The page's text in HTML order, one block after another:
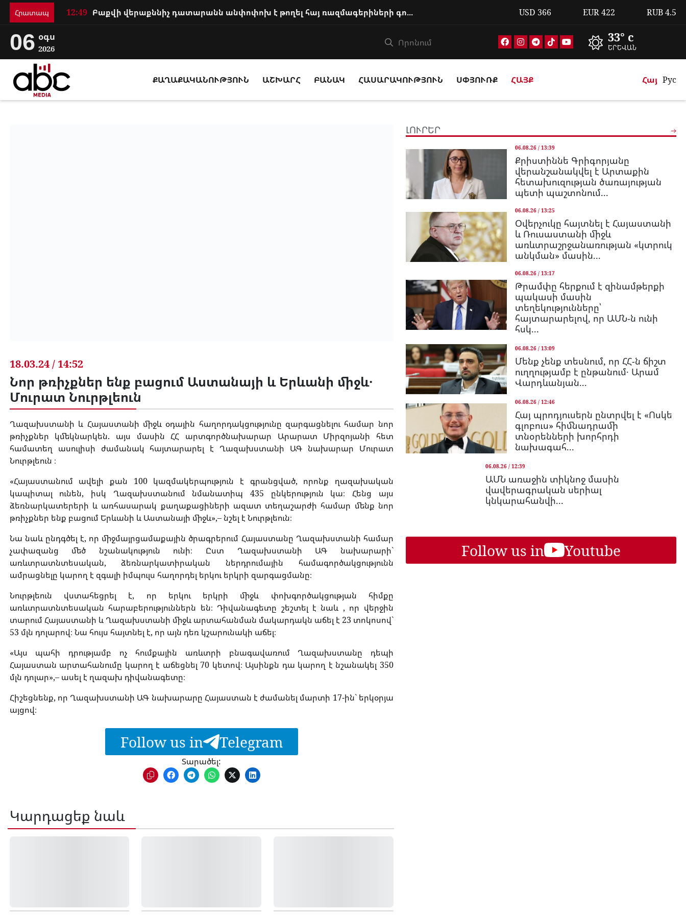
Հրատապ 12:49 Բաքվի վերաքննիչ դատարանն անփոփոխ է թողել հայ ռազմագերիների գործով վճիռները USD 366 EUR422 RUB4.5
06 օգս
2026
33° c
ԵՐԵՎԱՆ
ՔԱՂԱՔԱԿԱՆՈՒԹՅՈՒՆ ԱՇԽԱՐՀ ԲԱՆԱԿ ՀԱՍԱՐԱԿՈՒԹՅՈՒՆ ՍՓՅՈՒՌՔ ՀԱՅՔ Հայ Рус
18.03.24 / 14:52
Նոր թռիչքներ ենք բացում Աստանայի և Երևանի միջև․
Մուրատ Նուրթլեուն
Ղազախստանի և Հայաստանի միջև օդային հաղորդակցությունը զարգացնելու համար նոր
թռիչքներ կմեկնարկեն. այս մասին ՀՀ արտգործնախարար Արարատ Միրզոյանի հետ
համատեղ ասուլիսի ժամանակ հայտարարել է Ղազախստանի ԱԳ նախարար Մուրատ
Նուրթլեուն ։
«Հայաստանում ավելի քան 100 կազմակերպություն է գրանցված, որոնք ղազախական
կապիտալ ունեն, իսկ Ղազախստանում նմանատիպ 435 ընկերություն կա։ Հենց այս
ձեռնարկատերերի և առհասարակ քաղաքացիների ազատ տեղաշարժի համար մենք նոր
թռիչքներ ենք բացում Երևանի և Աստանայի միջև»,– նշել է Նուրթլեուն։
Նա նաև ընդգծել է, որ միջմայրցամաքային ծրագրերում Հայաստանը Ղազախստանի համար
չափազանց մեծ նշանակություն ունի։ Ըստ Ղազախստանի ԱԳ նախարարի`
առևտրատնտեսական, ձեռնարկատիրական ներդրումային համագործակցությունն
ամրացնելը կարող է զգալի իմպուլս հաղորդել երկու երկրի զարգացմանը։
Նուրթլեուն վստահեցրել է, որ երկու երկրի միջև փոխգործակցության հիմքը
առևտրատնտեսական հարաբերություններն են։ Դիվանագետը շեշտել է նաև , որ վերջին
տարում Հայաստանի և Ղազախստանի միջև արտահանման մակարդակն աճել է 23 տոկոսով`
53 մլն դոլարով։ Նա հույս հայտնել է, որ այն դեռ կշարունակի աճել։
«Այս պահի դրությամբ ոչ հումքային առևտրի բնագավառում Ղազախստանը դեպի
Հայաստան արտահանումը կարող է աճեցնել 70 կետով։ Այսինքն դա կարող է նշանակել 350
մլն դոլար»,– ասել է ղազախ դիվանագետը։
Հիշեցնենք, որ Ղազախստանի ԱԳ նախարարը Հայաստան է ժամանել մարտի 17-ին` երկօրյա
այցով։
Follow us in Telegram
Տարածել:
Կարդացեք նաև
ԼՈՒՐԵՐ
06.08.26 / 13:39
Քրիստիննե Գրիգորյանը
վերանշանակվել է Արտաքին
հետախուզության ծառայության
պետի պաշտոնում...
06.08.26 / 13:25
Օվերչուկը հայտնել է Հայաստանի
և Ռուսաստանի միջև
առևտրաշրջանառության «կտրուկ
անկման» մասին...
06.08.26 / 13:17
Թրամփը հերքում է զինամթերքի
պակասի մասին
տեղեկությունները՝
հայտարարելով, որ ԱՄՆ-ն ունի
հսկ...
06.08.26 / 13:09
Մենք չենք տեսնում, որ ՀՀ-ն ճիշտ
ուղղությամբ է ընթանում․ Արամ
Վարդևանյան...
06.08.26 / 12:46
Հայ պրոդյուսերն ընտրվել է «Ոսկե
գլոբուս» հիմնադրամի
տնօրենների խորհրդի
նախագահ...
06.08.26 / 12:39
ԱՄՆ առաջին տիկնոջ մասին
վավերագրական սերիալ
կնկարահանվի...
Follow us in Youtube